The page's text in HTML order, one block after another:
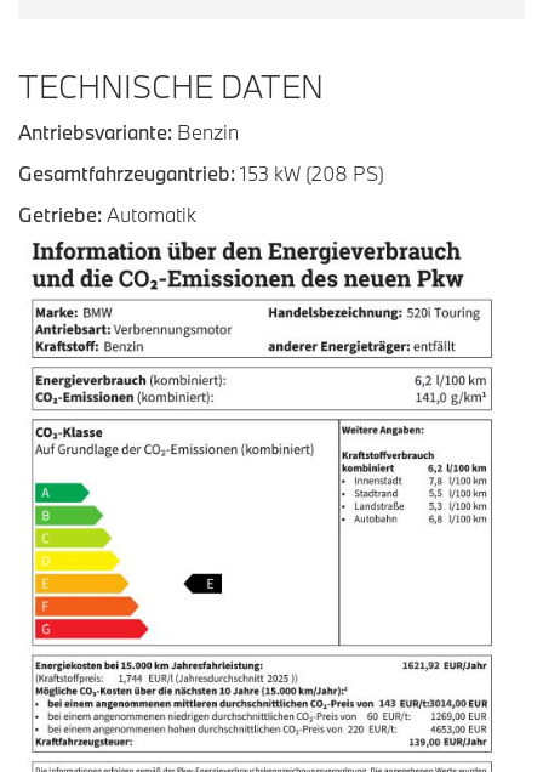
TECHNISCHE DATEN
Antriebsvariante: Benzin
Gesamtfahrzeugantrieb: 153 kW (208 PS)
Getriebe: Automatik